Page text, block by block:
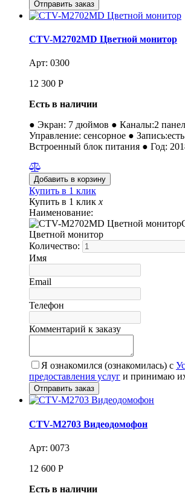
CTV-M2702MD Цветной монитор
Арт: 0300
12 300 Р
Есть в наличии
● Экран: 7 дюймов ● Каналы:2
Управление: сенсорное ●
Встроенный блок питания ● Год:
Купить в 1 клик
Купить в 1 клик x
Наименование:
Цветной монитор
Количество:
Имя
Email
Телефон
Комментарий к заказу
Я ознакомился (ознакомилась) с
предоставления услуг и принимаю
CTV-M2703 Видеодомофон
Арт: 0073
12 600 Р
Есть в наличии